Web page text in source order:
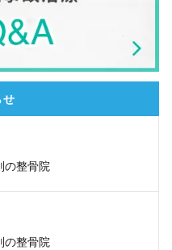
せ
の整骨院
の整骨院